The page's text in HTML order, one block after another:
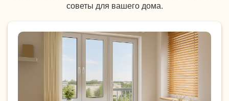
советы для вашего дома.